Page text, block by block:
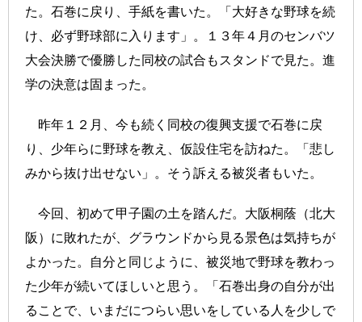
た。石巻に戻り、手紙を書いた。「大好きな野球を続
け、必ず野球部に入ります」。１３年４月のセンバツ
大会決勝で優勝した同校の試合もスタンドで見た。進
学の決意は固まった。
昨年１２月、今も続く同校の復興支援で石巻に戻
り、少年らに野球を教え、仮設住宅を訪ねた。「悲し
みから抜け出せない」。そう訴える被災者もいた。
今回、初めて甲子園の土を踏んだ。大阪桐蔭（北大
阪）に敗れたが、グラウンドから見る景色は気持ちが
よかった。自分と同じように、被災地で野球を教わっ
た少年が続いてほしいと思う。「石巻出身の自分が出
ることで、いまだにつらい思いをしている人を少しで